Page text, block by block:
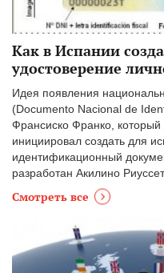
Как в Испании
удостоверение
Идея появления
(Documento Nacional de
Франсиско Франко,
инициировал создать для
идентификационный
разработан Aкилинo
Смотреть все